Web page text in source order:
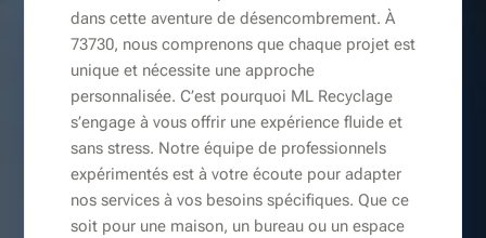
dans cette aventure de désencombrement. À
73730, nous comprenons que chaque projet est
unique et nécessite une approche
personnalisée. C’est pourquoi ML Recyclage
s’engage à vous offrir une expérience fluide et
sans stress. Notre équipe de professionnels
expérimentés est à votre écoute pour adapter
nos services à vos besoins spécifiques. Que ce
soit pour une maison, un bureau ou un espace